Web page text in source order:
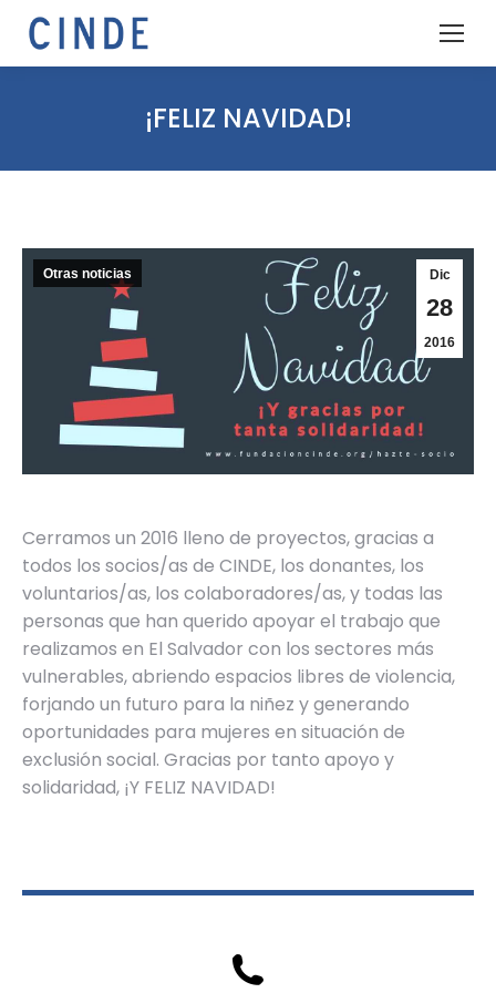
¡FELIZ NAVIDAD!
Dic
28
2016
Otras noticias
Cerramos un 2016 lleno de proyectos, gracias a
todos los socios/as de CINDE, los donantes, los
voluntarios/as, los colaboradores/as, y todas las
personas que han querido apoyar el trabajo que
realizamos en El Salvador con los sectores más
vulnerables, abriendo espacios libres de violencia,
forjando un futuro para la niñez y generando
oportunidades para mujeres en situación de
exclusión social. Gracias por tanto apoyo y
solidaridad, ¡Y FELIZ NAVIDAD!